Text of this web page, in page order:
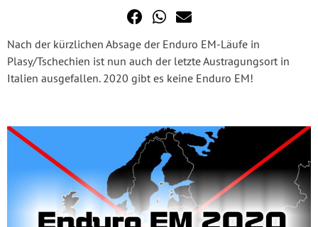
Nach der kürzlichen Absage der Enduro EM-Läufe in
Plasy/Tschechien ist nun auch der letzte Austragungsort in
Italien ausgefallen. 2020 gibt es keine Enduro EM!